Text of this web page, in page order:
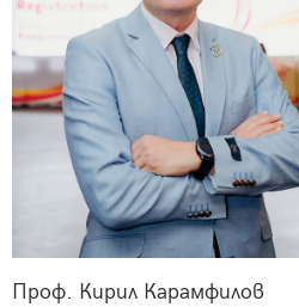
Проф. Кирил Карамфилов